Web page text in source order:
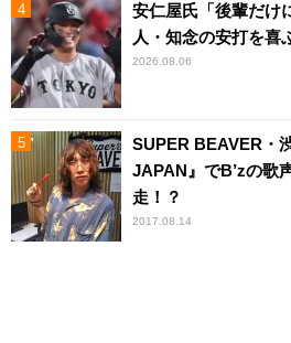
安仁屋氏「後輩だけ
人・知念の安打を喜
2026.08.06
SUPER BEAVER・
JAPAN』でB’zの歌
走！？
2017.08.14